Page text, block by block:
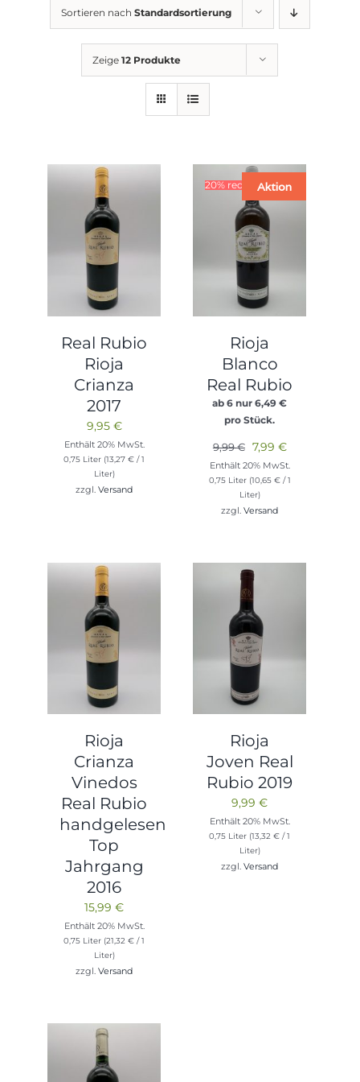
Sortieren nach Standardsortierung
Zeige12 Produkte
Real Rubio
Rioja
Crianza
2017
9,95 €
Enthält 20% MwSt.
0,75 Liter (13,27€ / 1
Liter)
zzgl.Versand
20% reduziertAktion
Rioja
Blanco
Real Rubio
ab 6 nur6,49€
pro Stück.
9,99€ Ursprünglicher
Preis
war:
9,99 €
7,99 €Aktueller
Preis
ist:
Enthält 20% MwSt.
0,75 Liter (10,65 €/ 1
Liter)
zzgl.Versand
Rioja
Crianza
Vinedos
Real Rubio
handgelesen
Top
Jahrgang
2016
15,99€
Enthält 20% MwSt.
0,75 Liter (21,32€ / 1
Liter)
zzgl.Versand
Rioja
Joven Real
Rubio 2019
9,99€
Enthält 20% MwSt.
0,75 Liter (13,32€ / 1
Liter)
zzgl.Versand